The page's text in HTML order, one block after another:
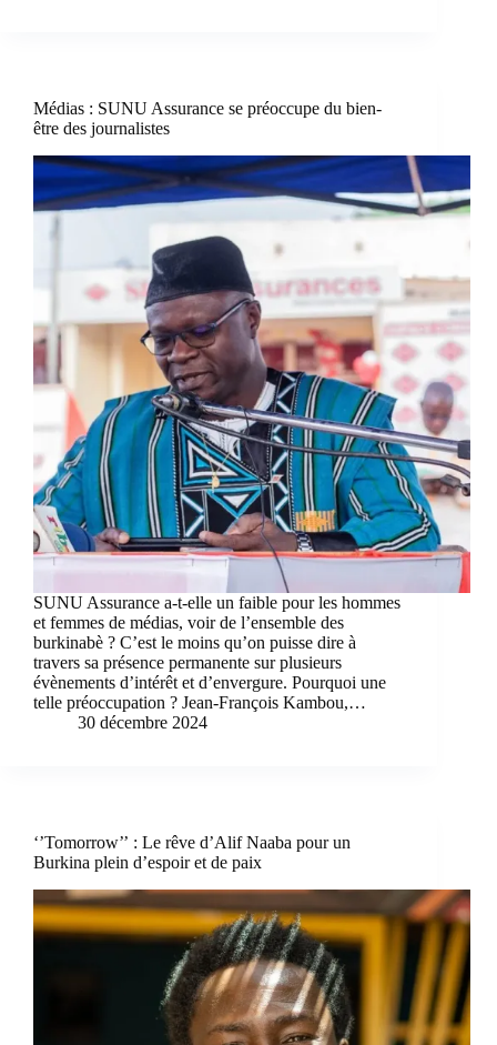
Médias : SUNU Assurance se préoccupe du bien-
être des journalistes
SUNU Assurance a-t-elle un faible pour les hommes
et femmes de médias, voir de l’ensemble des
burkinabè ? C’est le moins qu’on puisse dire à
travers sa présence permanente sur plusieurs
évènements d’intérêt et d’envergure. Pourquoi une
telle préoccupation ? Jean-François Kambou,…
30 décembre 2024
‘’Tomorrow’’ : Le rêve d’Alif Naaba pour un
Burkina plein d’espoir et de paix